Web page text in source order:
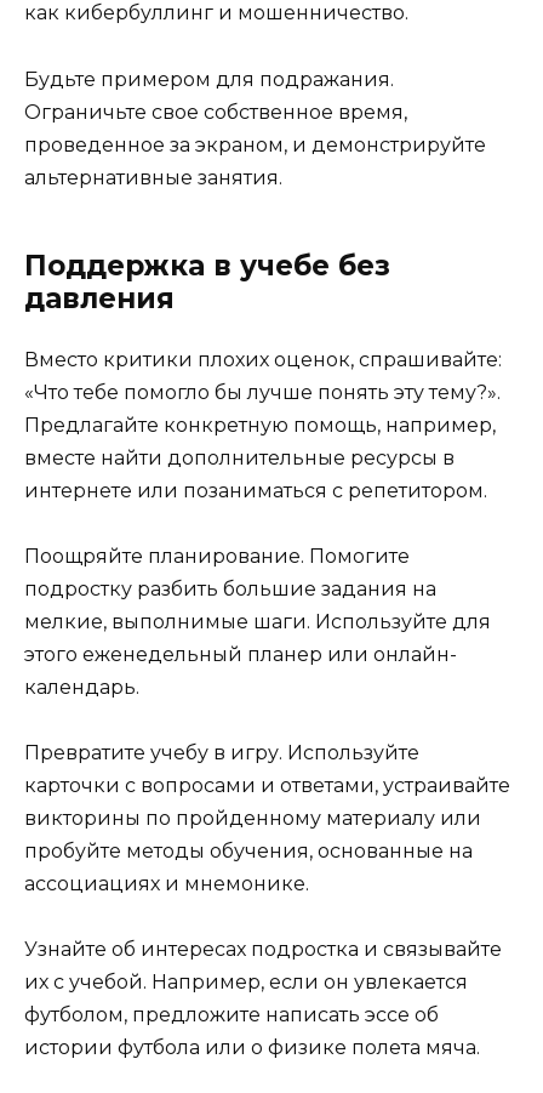
как кибербуллинг и мошенничество.
Будьте примером для подражания.
Ограничьте свое собственное время,
проведенное за экраном, и демонстрируйте
альтернативные занятия.
Поддержка в учебе без
давления
Вместо критики плохих оценок, спрашивайте:
«Что тебе помогло бы лучше понять эту тему?».
Предлагайте конкретную помощь, например,
вместе найти дополнительные ресурсы в
интернете или позаниматься с репетитором.
Поощряйте планирование. Помогите
подростку разбить большие задания на
мелкие, выполнимые шаги. Используйте для
этого еженедельный планер или онлайн-
календарь.
Превратите учебу в игру. Используйте
карточки с вопросами и ответами, устраивайте
викторины по пройденному материалу или
пробуйте методы обучения, основанные на
ассоциациях и мнемонике.
Узнайте об интересах подростка и связывайте
их с учебой. Например, если он увлекается
футболом, предложите написать эссе об
истории футбола или о физике полета мяча.